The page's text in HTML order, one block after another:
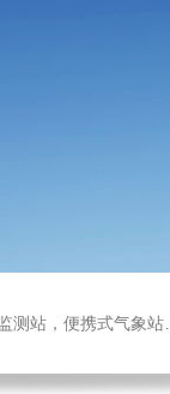
式气象站，水位监测站